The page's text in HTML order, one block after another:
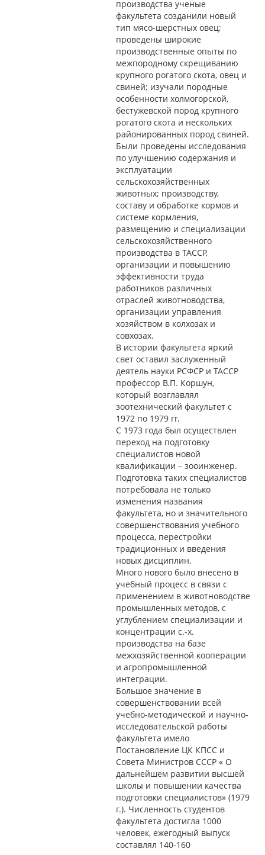
производства ученые
факультета созданили новый
тип мясо-шерстных овец;
проведены широкие
производственные опыты по
межпородному скрещиванию
крупного рогатого скота, овец и
свиней; изучали породные
особенности холмогорской,
бестужевской пород крупного
рогатого скота и нескольких
районированных пород свиней.
Были проведены исследования
по улучшению содержания и
эксплуатации
сельскохозяйственных
животных; производству,
составу и обработке кормов и
системе кормления,
размещению и специализации
сельскохозяйственного
производства в ТАССР,
организации и повышению
эффективности труда
работников различных
отраслей животноводства,
организации управления
хозяйством в колхозах и
совхозах.
В истории факультета яркий
свет оставил заслуженный
деятель науки РСФСР и ТАССР
профессор В.П. Коршун,
который возглавлял
зоотехнический факультет с
1972 по 1979 гг.
С 1973 года был осуществлен
переход на подготовку
специалистов новой
квалификации – зооинженер.
Подготовка таких специалистов
потребовала не только
изменения названия
факультета, но и значительного
совершенствования учебного
процесса, перестройки
традиционных и введения
новых дисциплин.
Много нового было внесено в
учебный процесс в связи с
применением в животноводстве
промышленных методов, с
углублением специализации и
концентрации с.-х.
производства на базе
межхозяйственной кооперации
и агропромышленной
интеграции.
Большое значение в
совершенствовании всей
учебно-методической и научно-
исследовательской работы
факультета имело
Постановление ЦК КПСС и
Совета Министров СССР « О
дальнейшем развитии высшей
школы и повышении качества
подготовки специалистов» (1979
г.). Численность студентов
факультета достигла 1000
человек, ежегодный выпуск
составлял 140-160